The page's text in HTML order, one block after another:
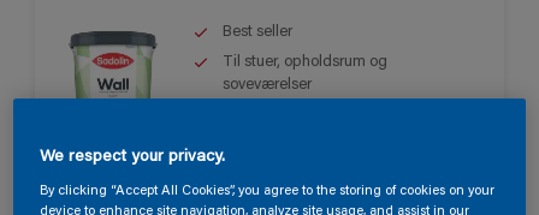
Best seller
Til stuer, opholdsrum og
soveværelser
Kun tilgængelig i butikken
We respect your privacy.
By clicking “Accept All Cookies”, you agree to the storing of cookies on your
device to enhance site navigation, analyze site usage, and assist in our